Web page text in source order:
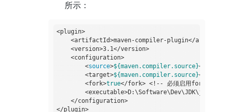
所示：
<plugin>
<artifactId>maven-compiler-plugin</
    <version>3.1</version>
    <configuration>
        <
source>${maven.compiler.source}</
        <target>
${maven.compiler.source}</
        <fork>
true</fork> <!-- 必须启用fork -->
<executable>D:\Software\Dev\JDK\jdk-
    </configuration>
</plugin>